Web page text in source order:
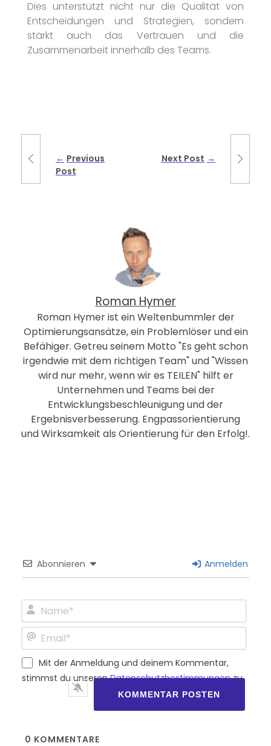
Dies unterstützt nicht nur die Qualität von
Entscheidungen und Strategien, sondern
stärkt auch das Vertrauen und die
Zusammenarbeit innerhalb des Teams.
Previous
Post
Next Post
Roman Hymer
Roman Hymer ist ein Weltenbummler der
Optimierungsansätze, ein Problemlöser und ein
Befähiger. Getreu seinem Motto "Es geht schon
irgendwie mit dem richtigen Team" und "Wissen
wird nur mehr, wenn wir es TEILEN" hilft er
Unternehmen und Teams bei der
Entwicklungsbeschleunigung und der
Ergebnisverbesserung. Engpassorientierung
und Wirksamkeit als Orientierung für den Erfolg!.
Abonnieren Anmelden
Name*
Email*Mit der Anmeldung und deinem Kommentar,
stimmst du unserenDatenschutzbestimmungenzu.
0 KOMMENTARE